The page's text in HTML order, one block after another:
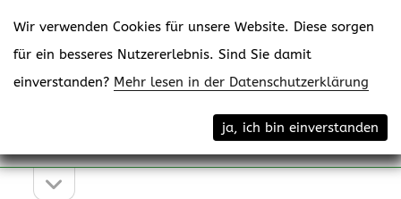
Menü
Seitenleiste
Seitenleiste
öffnen
Wir verwenden Cookies für unsere Website. Diese sorgen
für ein besseres Nutzererlebnis. Sind Sie damit
einverstanden? Mehr lesen in der Datenschutzerklärung
ja, ich bin einverstanden